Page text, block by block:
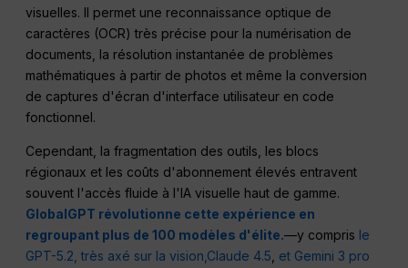
visuelles. Il permet une reconnaissance optique de
caractères (OCR) très précise pour la numérisation de
documents, la résolution instantanée de problèmes
mathématiques à partir de photos et même la conversion
de captures d'écran d'interface utilisateur en code
fonctionnel.
Cependant, la fragmentation des outils, les blocs
régionaux et les coûts d'abonnement élevés entravent
souvent l'accès fluide à l'IA visuelle haut de gamme.
GlobalGPT révolutionne cette expérience en
regroupant plus de 100 modèles d'élite.—y compris le
GPT-5.2, très axé sur la vision, Claude 4.5 et Gemini 3 pro